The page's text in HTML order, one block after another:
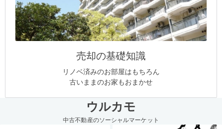
売却の基礎知識
リノベ済みのお部屋はもちろん
古いままのお家もおまかせ
ウルカモ
中古不動産のソーシャルマーケット